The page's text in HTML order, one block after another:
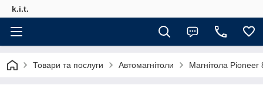
k.i.t.
Товари та послуги Автомагнітоли Магнітола